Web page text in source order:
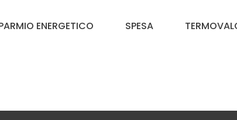
ENERGETICO SPESA